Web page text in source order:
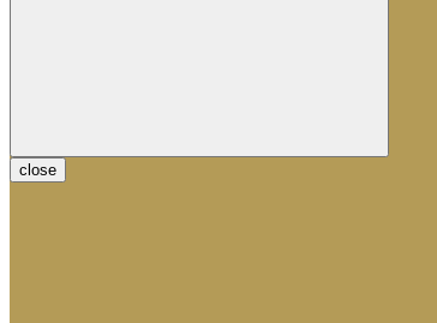
close